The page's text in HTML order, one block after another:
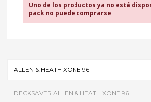
Uno de los productos ya no está
pack no puede comprarse
ALLEN & HEATH XONE 96
DECK­SAVER ALLEN & HEATH XONE 96